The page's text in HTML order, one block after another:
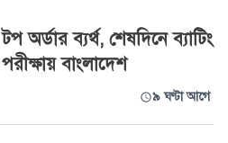
টপ অর্ডার ব্যর্থ, শেষদিনে ব্যাটিং
পরীক্ষায় বাংলাদেশ
৯ ঘণ্টা আগে